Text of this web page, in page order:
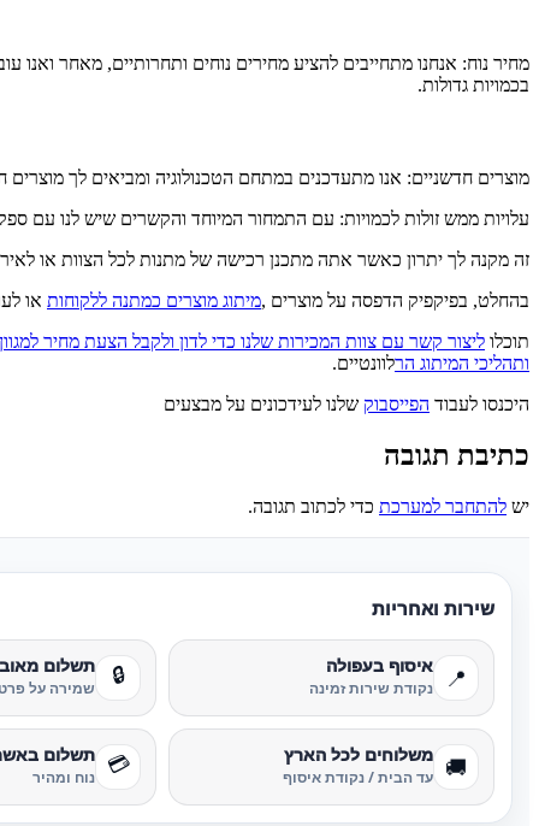
מחיר נוח: אנחנו מתחייבים להציע מחירים נוחים ותחרותיים, מאחר
בכמויות גדולות.
מוצרים חדשניים: אנו מתעדכנים במתחם הטכנולוגיה ומביאים לך
עלויות ממש זולות לכמויות: עם התמחור המיוחד והקשרים שיש לנו עם
זה מקנה לך יתרון כאשר אתה מתכנן רכישה של מתנות לכל הצוות או
בהחלט, בפיקפיק הדפסה על מוצרים ,מיתוג מוצרים כמתנה ללקוחות או
תוכלו ליצור קשר עם צוות המכירות שלנו כדי לדון ולקבל הצעת מחיר
ותהליכי המיתוג הרלוונטיים.
היכנסו לעבוד הפייסבוק שלנו לעידכונים על מבצעים
כתיבת תגובה
יש להתחבר למערכת כדי לכתוב תגובה.
שירות ואחריות
📍 איסוף בעפולה
נקודת שירות זמינה 🔒 תשלום
שמירה על
🚚 משלוחים לכל הארץ
עד הבית / נקודת איסוף 💳 תשלום
נוח ומהיר